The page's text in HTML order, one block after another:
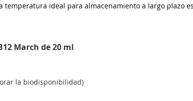
ideal para almacenamiento a largo plazo es
March de 20 ml
la biodisponibilidad)